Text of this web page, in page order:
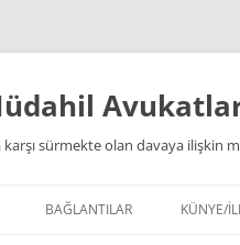
karşı sürmekte olan davaya
BAĞLANTILAR KÜNYE/